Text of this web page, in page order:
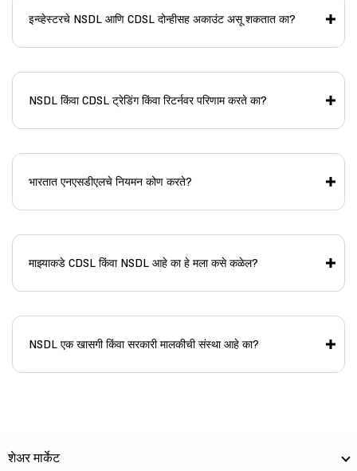
इन्व्हेस्टरचे NSDL आणि CDSL दोन्हीसह अकाउंट असू शकतात का?
NSDL किंवा CDSL ट्रेडिंग किंवा रिटर्नवर परिणाम करते का?
भारतात एनएसडीएलचे नियमन कोण करते?
माझ्याकडे CDSL किंवा NSDL आहे का हे मला कसे कळेल?
NSDL एक खासगी किंवा सरकारी मालकीची संस्था आहे का?
शेअर मार्केट